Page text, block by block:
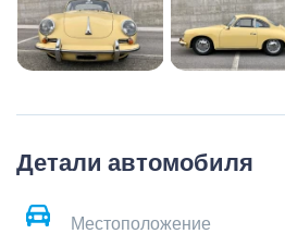
Детали автомобиля
Местоположение